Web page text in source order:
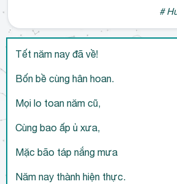
#
Tết năm nay đã về!
Bốn bề cùng hân hoan.
Mọi lo toan năm cũ,
Cùng bao ấp ủ xưa,
Mặc bão táp nắng mưa
Năm nay thành hiện thực.